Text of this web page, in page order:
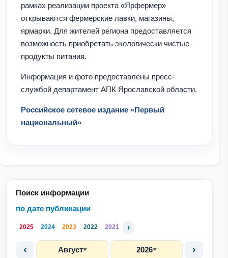
Поиск информации
по дате публикации
2025 2024 2023 2022 2021 ›
‹ Август 2026 ›
рамках реализации проекта «Ярфермер»
открываются фермерские лавки, магазины,
ярмарки. Для жителей региона предоставляется
возможность приобретать экологически чистые
продукты питания.
Информация и фото предоставлены пресс-
службой департамент АПК Ярославской области.
Российское сетевое издание «Первый
национальный»